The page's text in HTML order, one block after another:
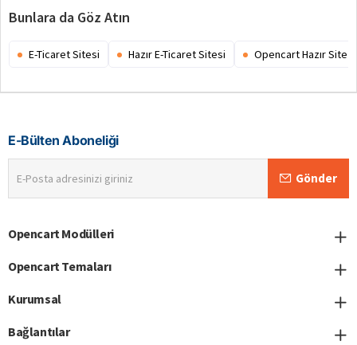
Bunlara da Göz Atın
E-Ticaret Sitesi Hazır E-Ticaret Sitesi Opencart Hazır Site
E-Bülten Aboneliği
Posta
adresinizi
Gönder
Opencart Modülleri
Opencart Temaları
Kurumsal
Bağlantılar